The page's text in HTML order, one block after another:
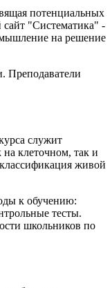
потенциальных
сайт "Систематика" -
мышление на решение
Преподаватели
служит
клеточном, так и
живой
к обучению:
тесты.
школьников по